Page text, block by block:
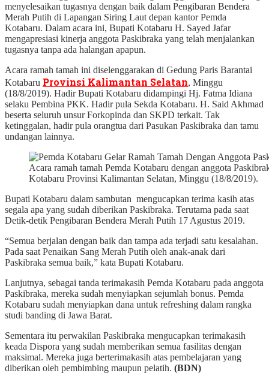
menyelesaikan tugasnya dengan baik dalam Pengibaran Bendera
Merah Putih di Lapangan Siring Laut depan kantor Pemda
Kotabaru. Dalam acara ini, Bupati Kotabaru H. Sayed Jafar
mengapresiasi kinerja anggota Paskibraka yang telah menjalankan
tugasnya tanpa ada halangan apapun.
Acara ramah tamah ini diselenggarakan di Gedung Paris Barantai
Kotabaru Provinsi Kalimantan Selatan, Minggu
(18/8/2019). Hadir Bupati Kotabaru didampingi Hj. Fatma Idiana
selaku Pembina PKK. Hadir pula Sekda Kotabaru. H. Said Akhmad
beserta seluruh unsur Forkopinda dan SKPD terkait. Tak
ketinggalan, hadir pula orangtua dari Pasukan Paskibraka dan tamu
undangan lainnya.
Acara ramah tamah Pemda Kotabaru dengan anggota
Kotabaru Provinsi Kalimantan Selatan, Minggu (18/8/2019).
Bupati Kotabaru dalam sambutan mengucapkan terima kasih atas
segala apa yang sudah diberikan Paskibraka. Terutama pada saat
Detik-detik Pengibaran Bendera Merah Putih 17 Agustus 2019.
“Semua berjalan dengan baik dan tampa ada terjadi satu kesalahan.
Pada saat Penaikan Sang Merah Putih oleh anak-anak dari
Paskibraka semua baik,” kata Bupati Kotabaru.
Lanjutnya, sebagai tanda terimakasih Pemda Kotabaru pada anggota
Paskibraka, mereka sudah menyiapkan sejumlah bonus. Pemda
Kotabaru sudah menyiapkan dana untuk refreshing dalam rangka
studi banding di Jawa Barat.
Sementara itu perwakilan Paskibraka mengucapkan terimakasih
keada Dispora yang sudah memberikan semua fasilitas dengan
maksimal. Mereka juga berterimakasih atas pembelajaran yang
diberikan oleh pembimbing maupun pelatih. (BDN)